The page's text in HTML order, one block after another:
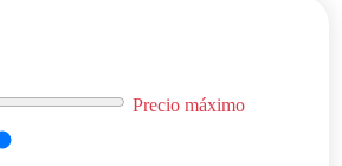
Precio máximo